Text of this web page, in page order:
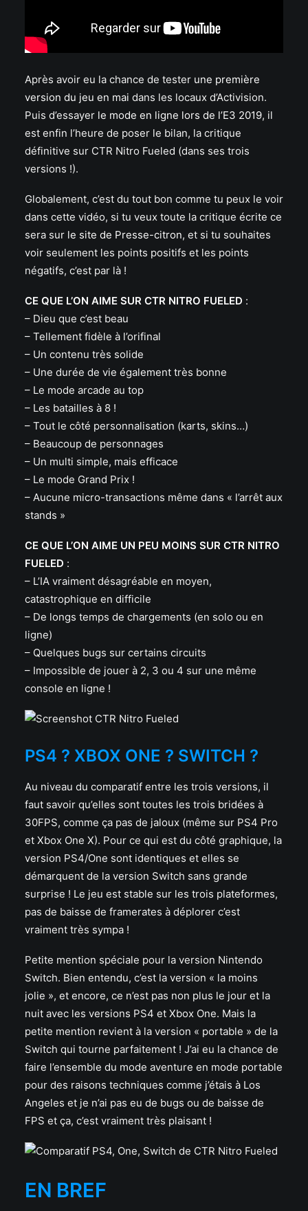
Après avoir eu la chance de tester une première
version du jeu en mai dans les locaux d’Activision.
Puis d’essayer le mode en ligne lors de l’E3 2019, il
est enfin l’heure de poser le bilan, la critique
définitive sur CTR Nitro Fueled (dans ses trois
versions !).
Globalement, c’est du tout bon comme tu peux le voir
dans cette vidéo, si tu veux toute la critique écrite ce
sera sur le site de Presse-citron, et si tu souhaites
voir seulement les points positifs et les points
négatifs, c’est par là !
CE QUE L’ON AIME SUR CTR NITRO FUELED :
– Dieu que c’est beau
– Tellement fidèle à l’orifinal
– Un contenu très solide
– Une durée de vie également très bonne
– Le mode arcade au top
– Les batailles à 8 !
– Tout le côté personnalisation (karts, skins…)
– Beaucoup de personnages
– Un multi simple, mais efficace
– Le mode Grand Prix !
– Aucune micro-transactions même dans « l’arrêt aux
stands »
CE QUE L’ON AIME UN PEU MOINS SUR CTR NITRO
FUELED :
– L’IA vraiment désagréable en moyen,
catastrophique en difficile
– De longs temps de chargements (en solo ou en
ligne)
– Quelques bugs sur certains circuits
– Impossible de jouer à 2, 3 ou 4 sur une même
console en ligne !
PS4 ? XBOX ONE ? SWITCH ?
Au niveau du comparatif entre les trois versions, il
faut savoir qu’elles sont toutes les trois bridées à
30FPS, comme ça pas de jaloux (même sur PS4 Pro
et Xbox One X). Pour ce qui est du côté graphique, la
version PS4/One sont identiques et elles se
démarquent de la version Switch sans grande
surprise ! Le jeu est stable sur les trois plateformes,
pas de baisse de framerates à déplorer c’est
vraiment très sympa !
Petite mention spéciale pour la version Nintendo
Switch. Bien entendu, c’est la version « la moins
jolie », et encore, ce n’est pas non plus le jour et la
nuit avec les versions PS4 et Xbox One. Mais la
petite mention revient à la version « portable » de la
Switch qui tourne parfaitement ! J’ai eu la chance de
faire l’ensemble du mode aventure en mode portable
pour des raisons techniques comme j’étais à Los
Angeles et je n’ai pas eu de bugs ou de baisse de
FPS et ça, c’est vraiment très plaisant !
EN BREF